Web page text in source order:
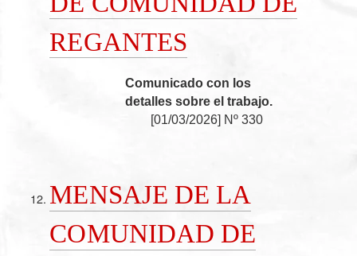
REGANTES
Comunicado con los
detalles sobre el trabajo.
[01/03/2026] Nº 330
MENSAJE DE LA
COMUNIDAD DE